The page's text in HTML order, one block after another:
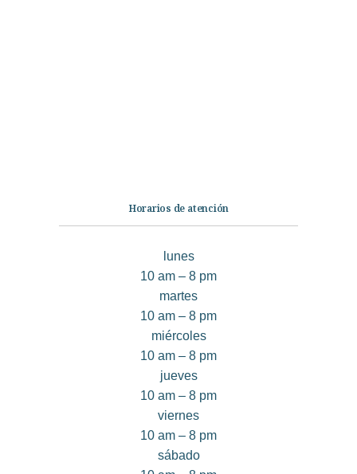
Horarios de atención
lunes
10 am – 8 pm
martes
10 am – 8 pm
miércoles
10 am – 8 pm
jueves
10 am – 8 pm
viernes
10 am – 8 pm
sábado